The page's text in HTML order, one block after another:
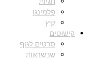
פלמינגו
קיץ
קישוטים
סרטים לגוף
שרשראות